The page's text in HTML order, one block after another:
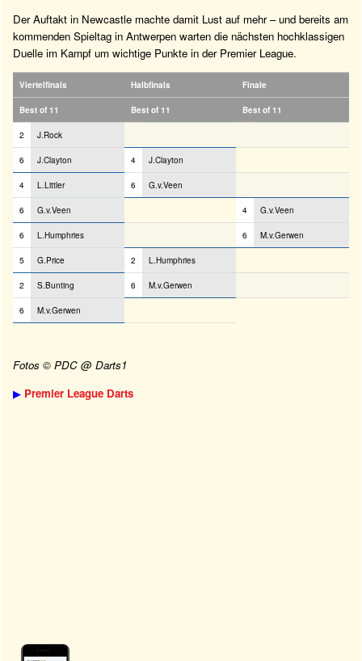
Der Auftakt in Newcastle machte damit Lust auf mehr – und bereits am
kommenden Spieltag in Antwerpen warten die nächsten hochklassigen
Duelle im Kampf um wichtige Punkte in der Premier League.
Viertelfinals Halbfinals Finale
Best of 11 Best of 11 Best of 11
2 J.Rock
6 J.Clayton 4 J.Clayton
4 L.Littler 6 G.v.Veen
6 G.v.Veen 4 G.v.Veen
6 L.Humphries 6 M.v.Gerwen
5 G.Price 2 L.Humphries
2 S.Bunting 6 M.v.Gerwen
6 M.v.Gerwen
Fotos © PDC @ Darts1
▶ Premier League Darts